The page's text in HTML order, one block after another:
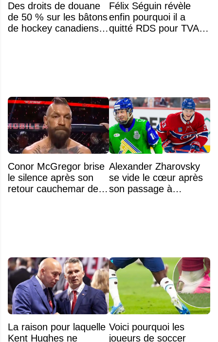
Des droits de douane
de 50 % sur les bâtons
de hockey canadiens :
Félix Séguin révèle
enfin pourquoi il a
quitté RDS pour TVA
Conor McGregor brise
le silence après son
retour cauchemar de
Alexander Zharovsky
se vide le cœur après
son passage à
La raison pour laquelle
Kent Hughes ne
Voici pourquoi les
joueurs de soccer